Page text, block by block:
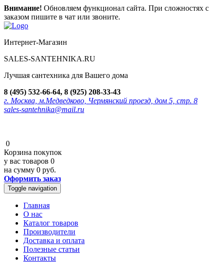
Внимание! Обновляем функционал сайта. При сложностях с
заказом пишите в чат или звоните.
Интернет-Магазин
SALES-SANTEHNIKA.RU
Лучшая сантехника для Вашего дома
8 (495) 532-66-64, 8 (925) 208-33-43
г. Москва, м.Медведково, Чермянский проезд, дом 5, стр. 8
sales-santehnika@mail.ru
0
Корзина покупок
у вас товаров 0
на сумму 0 руб.
Оформить заказ
Toggle navigation
Главная
О нас
Каталог товаров
Производители
Доставка и оплата
Полезные статьи
Контакты